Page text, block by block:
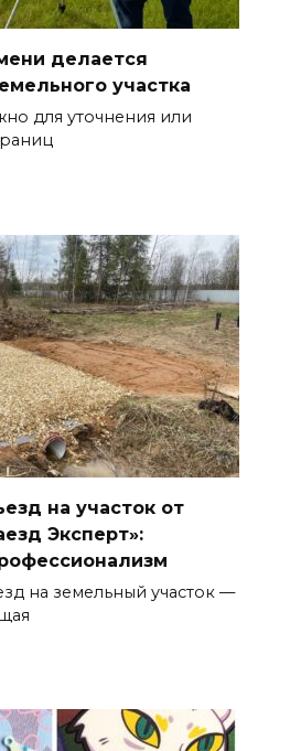
делается
участка
для уточнения или
на участок от
Эксперт»:
на земельный участок —